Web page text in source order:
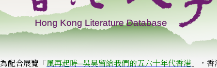
為配合展覽「 風再起時─吳昊留給我們的五六十年代香港 」，